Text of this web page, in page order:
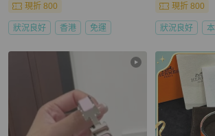
現折 800
狀況良好 香港 免運
現折 800
狀況良好